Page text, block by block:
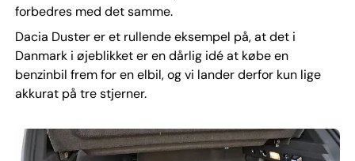
forbedres med det samme.
Dacia Duster er et rullende eksempel på, at det i
Danmark i øjeblikket er en dårlig idé at købe en
benzinbil frem for en elbil, og vi lander derfor kun lige
akkurat på tre stjerner.